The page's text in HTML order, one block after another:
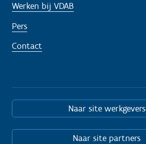
Werken bij VDAB
Pers
Contact
Naar site werkgevers
Naar site partners